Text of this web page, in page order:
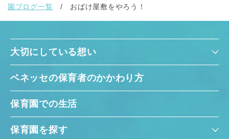
園ブログ一覧
おばけ屋敷をやろう！
大切にしている想い
ベネッセの保育者のかかわり方
保育園での生活
保育園を探す